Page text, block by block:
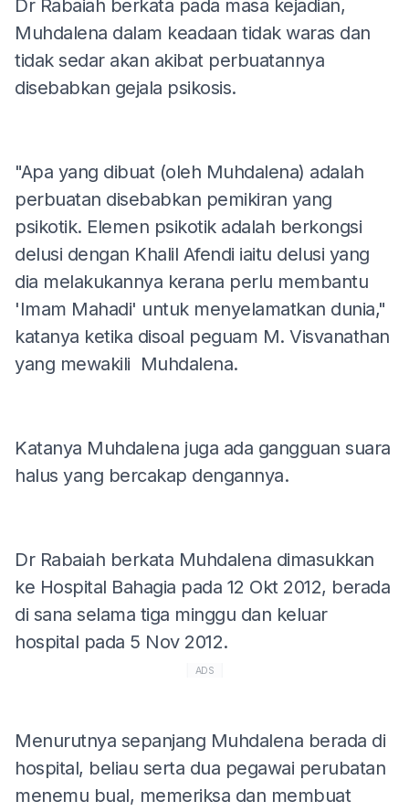
Dr Rabaiah berkata pada masa kejadian,
Muhdalena dalam keadaan tidak waras dan
tidak sedar akan akibat perbuatannya
disebabkan gejala psikosis.
"Apa yang dibuat (oleh Muhdalena) adalah
perbuatan disebabkan pemikiran yang
psikotik. Elemen psikotik adalah berkongsi
delusi dengan Khalil Afendi iaitu delusi yang
dia melakukannya kerana perlu membantu
'Imam Mahadi' untuk menyelamatkan dunia,"
katanya ketika disoal peguam M. Visvanathan
yang mewakili Muhdalena.
Katanya Muhdalena juga ada gangguan suara
halus yang bercakap dengannya.
Dr Rabaiah berkata Muhdalena dimasukkan
ke Hospital Bahagia pada 12 Okt 2012, berada
di sana selama tiga minggu dan keluar
hospital pada 5 Nov 2012.
ADS
Menurutnya sepanjang Muhdalena berada di
hospital, beliau serta dua pegawai perubatan
menemu bual, memeriksa dan membuat